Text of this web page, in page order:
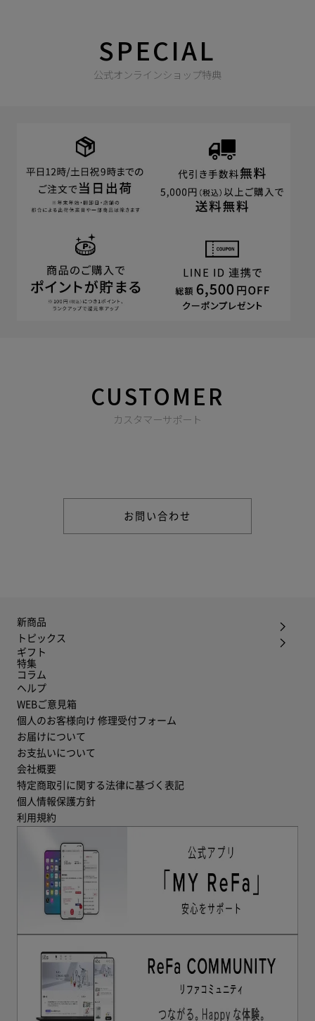
SPECIAL
公式オンラインショップ特典
CUSTOMER
カスタマーサポート
お問い合わせ
新商品
トピックス
ギフト
特集
コラム
ヘルプ
WEBご意見箱
個人のお客様向け 修理受付フォーム
お届けについて
お支払いについて
会社概要
特定商取引に関する法律に基づく表記
個人情報保護方針
利用規約